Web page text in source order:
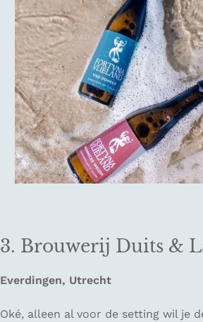
3. Brouwerij Duits &
Everdingen, Utrecht
Oké, alleen al voor de setting wil je